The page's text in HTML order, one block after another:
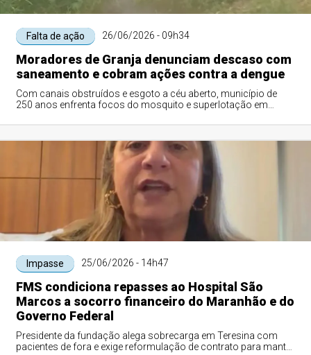
Falta de ação 26/06/2026 - 09h34
Moradores de Granja denunciam descaso com
saneamento e cobram ações contra a dengue
Com canais obstruídos e esgoto a céu aberto, município de
250 anos enfrenta focos do mosquito e superlotação em
Impasse 25/06/2026 - 14h47
FMS condiciona repasses ao Hospital São
Marcos a socorro financeiro do Maranhão e do
Governo Federal
Presidente da fundação alega sobrecarga em Teresina com
pacientes de fora e exige reformulação de contrato para manter